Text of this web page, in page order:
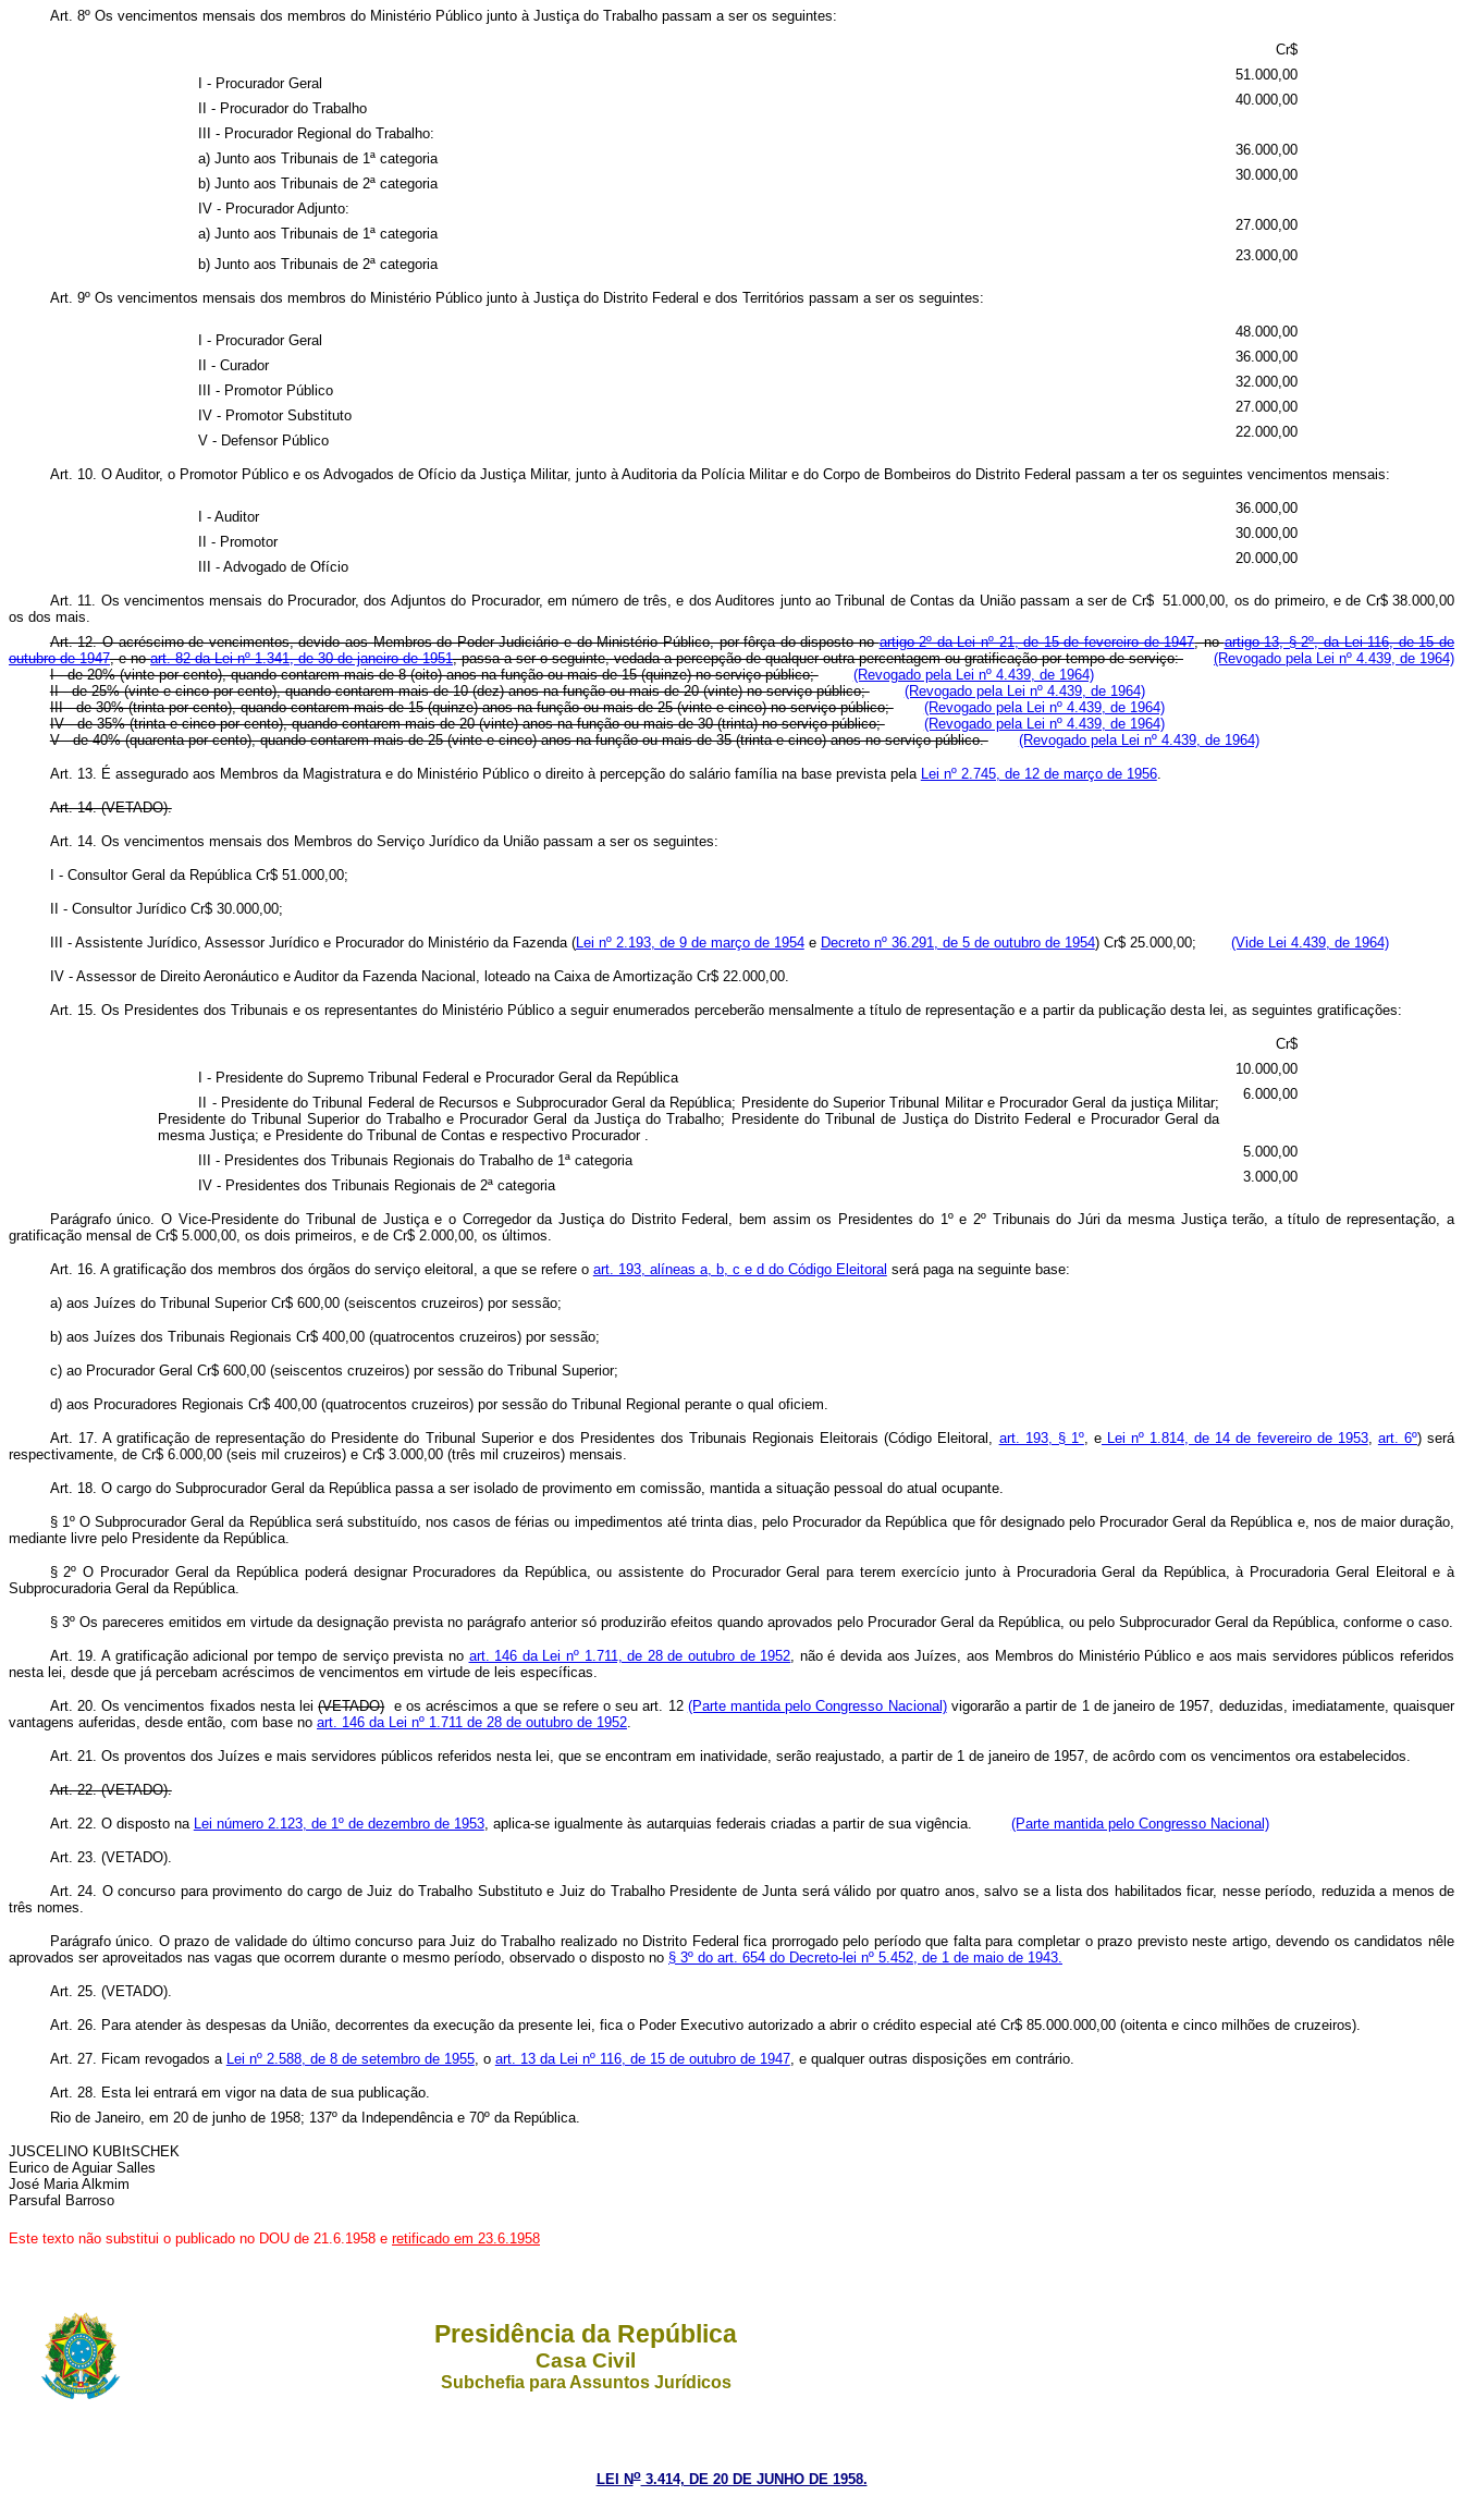
Art. 8º Os vencimentos mensais dos membros do Ministério Público junto à Justiça do Trabalho passam a ser os seguintes:
Cr$
I - Procurador Geral
51.000,00
II - Procurador do Trabalho
40.000,00
III - Procurador Regional do Trabalho:
a) Junto aos Tribunais de 1ª categoria
36.000,00
b) Junto aos Tribunais de 2ª categoria
30.000,00
IV - Procurador Adjunto:
a) Junto aos Tribunais de 1ª categoria
27.000,00
b) Junto aos Tribunais de 2ª categoria
23.000,00
Art. 9º Os vencimentos mensais dos membros do Ministério Público junto à Justiça do Distrito Federal e dos Territórios passam a ser os seguintes:
I - Procurador Geral
48.000,00
II - Curador
36.000,00
III - Promotor Público
32.000,00
IV - Promotor Substituto
27.000,00
V - Defensor Público
22.000,00
Art. 10. O Auditor, o Promotor Público e os Advogados de Ofício da Justiça Militar, junto à Auditoria da Polícia Militar e do Corpo de Bombeiros do Distrito Federal passam a ter os seguintes vencimentos mensais:
I - Auditor
36.000,00
II - Promotor
30.000,00
III - Advogado de Ofício
20.000,00
Art. 11. Os vencimentos mensais do Procurador, dos Adjuntos do Procurador, em número de três, e dos Auditores junto ao Tribunal de Contas da União passam a ser de Cr$ 51.000,00, os do primeiro, e de Cr$ 38.000,00
os dos mais.
Art. 12. O acréscimo de vencimentos, devido aos Membros do Poder Judiciário e do Ministério Público, por fôrça do disposto noartigo 2º da Lei nº 21, de 15 de fevereiro de 1947, noartigo 13, § 2º, da Lei 116, de 15 de
outubro de 1947, e noart. 82 da Lei nº 1.341, de 30 de janeiro de 1951, passa a ser o seguinte, vedada a percepção de qualquer outra percentagem ou gratificação por tempo de serviço:
(Revogado pela Lei nº 4.439, de 1964)
I - de 20% (vinte por cento), quando contarem mais de 8 (oito) anos na função ou mais de 15 (quinze) no serviço público;
(Revogado pela Lei nº 4.439, de 1964)
II - de 25% (vinte e cinco por cento), quando contarem mais de 10 (dez) anos na função ou mais de 20 (vinte) no serviço público;
(Revogado pela Lei nº 4.439, de 1964)
III - de 30% (trinta por cento), quando contarem mais de 15 (quinze) anos na função ou mais de 25 (vinte e cinco) no serviço público;
(Revogado pela Lei nº 4.439, de 1964)
IV - de 35% (trinta e cinco por cento), quando contarem mais de 20 (vinte) anos na função ou mais de 30 (trinta) no serviço público;
(Revogado pela Lei nº 4.439, de 1964)
V - de 40% (quarenta por cento), quando contarem mais de 25 (vinte e cinco) anos na função ou mais de 35 (trinta e cinco) anos no serviço público.
(Revogado pela Lei nº 4.439, de 1964)
Art. 13. É assegurado aos Membros da Magistratura e do Ministério Público o direito à percepção do salário família na base prevista pela Lei nº 2.745, de 12 de março de 1956.
Art. 14. (VETADO).
Art. 14. Os vencimentos mensais dos Membros do Serviço Jurídico da União passam a ser os seguintes:
I - Consultor Geral da República Cr$ 51.000,00;
II - Consultor Jurídico Cr$ 30.000,00;
III - Assistente Jurídico, Assessor Jurídico e Procurador do Ministério da Fazenda (Lei nº 2.193, de 9 de março de 1954e Decreto nº 36.291, de 5 de outubro de 1954) Cr$ 25.000,00; (Vide Lei 4.439, de 1964)
IV - Assessor de Direito Aeronáutico e Auditor da Fazenda Nacional, loteado na Caixa de Amortização Cr$ 22.000,00.
Art. 15. Os Presidentes dos Tribunais e os representantes do Ministério Público a seguir enumerados perceberão mensalmente a título de representação e a partir da publicação desta lei, as seguintes gratificações:
Cr$
I - Presidente do Supremo Tribunal Federal e Procurador Geral da República
10.000,00
II - Presidente do Tribunal Federal de Recursos e Subprocurador Geral da República; Presidente do Superior Tribunal Militar e Procurador Geral da justiça Militar;
Presidente do Tribunal Superior do Trabalho e Procurador Geral da Justiça do Trabalho; Presidente do Tribunal de Justiça do Distrito Federal e Procurador Geral da
mesma Justiça; e Presidente do Tribunal de Contas e respectivo Procurador .
6.000,00
III - Presidentes dos Tribunais Regionais do Trabalho de 1ª categoria
5.000,00
IV - Presidentes dos Tribunais Regionais de 2ª categoria
3.000,00
Parágrafo único. O Vice-Presidente do Tribunal de Justiça e o Corregedor da Justiça do Distrito Federal, bem assim os Presidentes do 1º e 2º Tribunais do Júri da mesma Justiça terão, a título de representação, a
gratificação mensal de Cr$ 5.000,00, os dois primeiros, e de Cr$ 2.000,00, os últimos.
Art. 16. A gratificação dos membros dos órgãos do serviço eleitoral, a que se refere o art. 193, alíneas a, b, c e d do Código Eleitoral será paga na seguinte base:
a) aos Juízes do Tribunal Superior Cr$ 600,00 (seiscentos cruzeiros) por sessão;
b) aos Juízes dos Tribunais Regionais Cr$ 400,00 (quatrocentos cruzeiros) por sessão;
c) ao Procurador Geral Cr$ 600,00 (seiscentos cruzeiros) por sessão do Tribunal Superior;
d) aos Procuradores Regionais Cr$ 400,00 (quatrocentos cruzeiros) por sessão do Tribunal Regional perante o qual oficiem.
Art. 17. A gratificação de representação do Presidente do Tribunal Superior e dos Presidentes dos Tribunais Regionais Eleitorais (Código Eleitoral, art. 193, § 1º, eLei nº 1.814, de 14 de fevereiro de 1953, art. 6º) será
respectivamente, de Cr$ 6.000,00 (seis mil cruzeiros) e Cr$ 3.000,00 (três mil cruzeiros) mensais.
Art. 18. O cargo do Subprocurador Geral da República passa a ser isolado de provimento em comissão, mantida a situação pessoal do atual ocupante.
§ 1º O Subprocurador Geral da República será substituído, nos casos de férias ou impedimentos até trinta dias, pelo Procurador da República que fôr designado pelo Procurador Geral da República e, nos de maior duração,
mediante livre pelo Presidente da República.
§ 2º O Procurador Geral da República poderá designar Procuradores da República, ou assistente do Procurador Geral para terem exercício junto à Procuradoria Geral da República, à Procuradoria Geral Eleitoral e à
Subprocuradoria Geral da República.
§ 3º Os pareceres emitidos em virtude da designação prevista no parágrafo anterior só produzirão efeitos quando aprovados pelo Procurador Geral da República, ou pelo Subprocurador Geral da República, conforme o caso.
Art. 19. A gratificação adicional por tempo de serviço prevista no art. 146 da Lei nº 1.711, de 28 de outubro de 1952, não é devida aos Juízes, aos Membros do Ministério Público e aos mais servidores públicos referidos
nesta lei, desde que já percebam acréscimos de vencimentos em virtude de leis específicas.
Art. 20. Os vencimentos fixados nesta lei(VETADO)e os acréscimos a que se refere o seu art. 12 (Parte mantida pelo Congresso Nacional)vigorarão a partir de 1 de janeiro de 1957, deduzidas, imediatamente, quaisquer
vantagens auferidas, desde então, com base no art. 146 da Lei nº 1.711 de 28 de outubro de 1952.
Art. 21. Os proventos dos Juízes e mais servidores públicos referidos nesta lei, que se encontram em inatividade, serão reajustado, a partir de 1 de janeiro de 1957, de acôrdo com os vencimentos ora estabelecidos.
Art. 22. (VETADO).
Art. 22. O disposto na Lei número 2.123, de 1º de dezembro de 1953, aplica-se igualmente às autarquias federais criadas a partir de sua vigência. (Parte mantida pelo Congresso Nacional)
Art. 23. (VETADO).
Art. 24. O concurso para provimento do cargo de Juiz do Trabalho Substituto e Juiz do Trabalho Presidente de Junta será válido por quatro anos, salvo se a lista dos habilitados ficar, nesse período, reduzida a menos de
três nomes.
Parágrafo único. O prazo de validade do último concurso para Juiz do Trabalho realizado no Distrito Federal fica prorrogado pelo período que falta para completar o prazo previsto neste artigo, devendo os candidatos nêle
aprovados ser aproveitados nas vagas que ocorrem durante o mesmo período, observado o disposto no § 3º do art. 654 do Decreto-lei nº 5.452, de 1 de maio de 1943.
Art. 25. (VETADO).
Art. 26. Para atender às despesas da União, decorrentes da execução da presente lei, fica o Poder Executivo autorizado a abrir o crédito especial até Cr$ 85.000.000,00 (oitenta e cinco milhões de cruzeiros).
Art. 27. Ficam revogados a Lei nº 2.588, de 8 de setembro de 1955, o art. 13 da Lei nº 116, de 15 de outubro de 1947, e qualquer outras disposições em contrário.
Art. 28. Esta lei entrará em vigor na data de sua publicação.
Rio de Janeiro, em 20 de junho de 1958; 137º da Independência e 70º da República.
JUSCELINO KUBItSCHEK
Eurico de Aguiar Salles
José Maria Alkmim
Parsufal Barroso
Este texto não substitui o publicado no DOU de 21.6.1958 e retificado em 23.6.1958
Presidência da República
Casa Civil
Subchefia para Assuntos Jurídicos
LEI No3.414, DE 20 DE JUNHO DE 1958.